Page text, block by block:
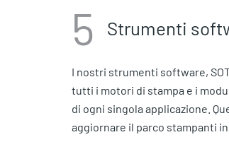
5 Strumenti
I nostri strumenti software,
tutti i motori di stampa e i
di ogni singola applicazione.
aggiornare il parco stampanti in